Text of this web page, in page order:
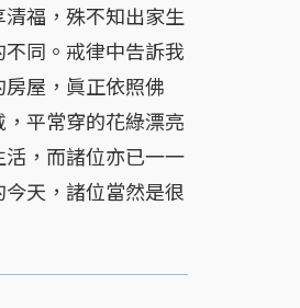
福，殊不知出家生
同。戒律中告訴我
屋，眞正依照佛
平常穿的花綠漂亮
，而諸位亦已一一
天，諸位當然是很